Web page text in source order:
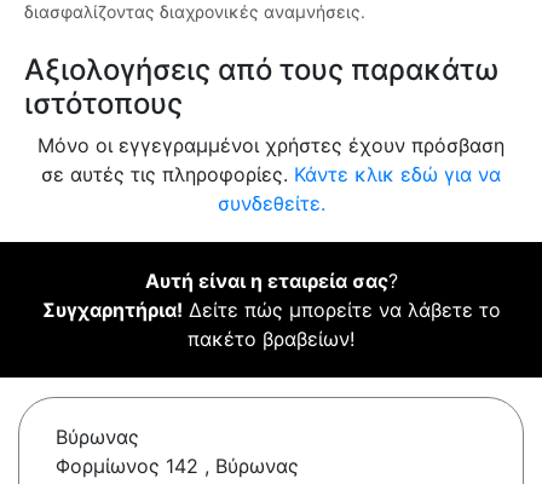
διασφαλίζοντας διαχρονικές αναμνήσεις.
Αξιολογήσεις από τους παρακάτω
ιστότοπους
Μόνο οι εγγεγραμμένοι χρήστες έχουν πρόσβαση
σε αυτές τις πληροφορίες. Κάντε κλικ εδώ για να
συνδεθείτε.
Αυτή είναι η εταιρεία σας?
Συγχαρητήρια! Δείτε πώς μπορείτε να λάβετε το
πακέτο βραβείων!
Βύρωνας
Φορμίωνος 142 , Βύρωνας